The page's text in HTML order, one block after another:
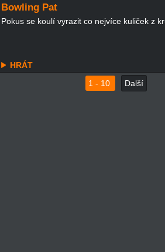
Bowling Pat
Pokus se koulí vyrazit co nejvíce kuliček z
HRÁT
1 - 10
Další